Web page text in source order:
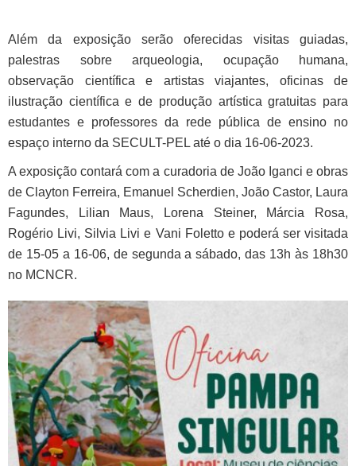
Além da exposição serão oferecidas visitas guiadas,
palestras sobre arqueologia, ocupação humana,
observação científica e artistas viajantes, oficinas de
ilustração científica e de produção artística gratuitas para
estudantes e professores da rede pública de ensino no
espaço interno da SECULT-PEL até o dia 16-06-2023.
A exposição contará com a curadoria de João Iganci e obras
de Clayton Ferreira, Emanuel Scherdien, João Castor, Laura
Fagundes, Lilian Maus, Lorena Steiner, Márcia Rosa,
Rogério Livi, Silvia Livi e Vani Foletto e poderá ser visitada
de 15-05 a 16-06, de segunda a sábado, das 13h às 18h30
no MCNCR.